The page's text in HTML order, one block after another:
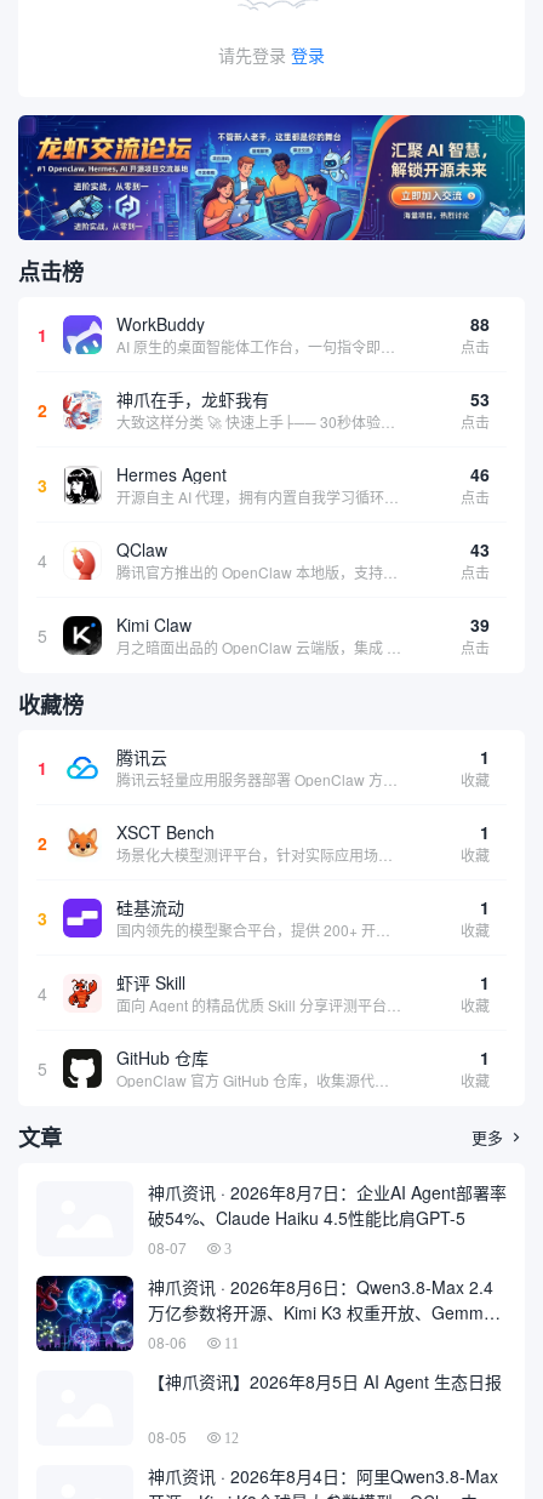
请先登录 登录
点击榜
1 WorkBuddy 88
点击
2 神爪在手，龙虾我有 53
点击
3 Hermes Agent 46
点击
4 QClaw 43
点击
5 Kimi Claw 39
点击
收藏榜
1 腾讯云 1
收藏
2 XSCT Bench 1
收藏
3 硅基流动 1
收藏
4 虾评 Skill 1
收藏
5 GitHub 仓库 1
收藏
文章 更多 
神爪资讯 · 2026年8月7日：企业AI Agent部署率
破54%、Claude Haiku 4.5性能比肩GPT-5
08-07 3
神爪资讯 · 2026年8月6日：Qwen3.8-Max 2.4
万亿参数将开源、Kimi K3 权重开放、Gemma
4 登顶开源前三
08-06 11
【神爪资讯】2026年8月5日 AI Agent 生态日报
08-05 12
神爪资讯 · 2026年8月4日：阿里Qwen3.8-Max